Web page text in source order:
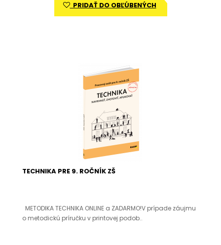
PRIDAŤ DO OBĽÚBENÝCH
TECHNIKA PRE 9. ROČNÍK ZŠ
METODIKA TECHNIKA ONLINE a ZADARMO!V prípade záujmu
o metodickú príručku v printovej podob..